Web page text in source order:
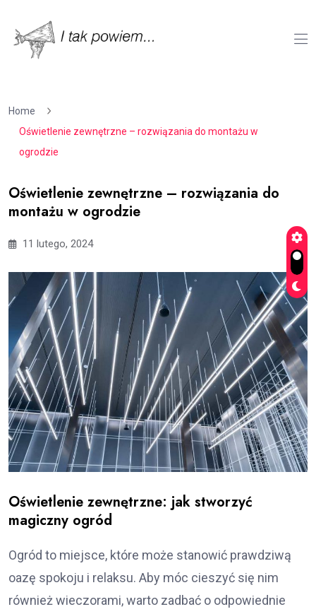
Home
Oświetlenie zewnętrzne – rozwiązania do montażu w
ogrodzie
Oświetlenie zewnętrzne – rozwiązania do
montażu w ogrodzie
11 lutego, 2024
Oświetlenie zewnętrzne: jak stworzyć
magiczny ogród
Ogród to miejsce, które może stanowić prawdziwą
oazę spokoju i relaksu. Aby móc cieszyć się nim
również wieczorami, warto zadbać o odpowiednie